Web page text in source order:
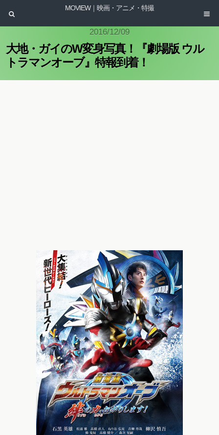
MOVIEW｜映画・アニメ・特撮
2016/12/09
大地・ガイのW変身写真！『劇場版 ウル
トラマンオーブ』特報到着！